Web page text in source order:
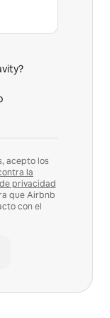
acepto los
la
privacidad
que Airbnb
con el